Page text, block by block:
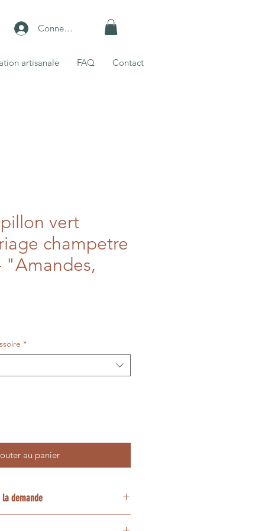
Connexion
artisanale FAQ Contact
vert
champetre
"Amandes,
*
au panier
la demande